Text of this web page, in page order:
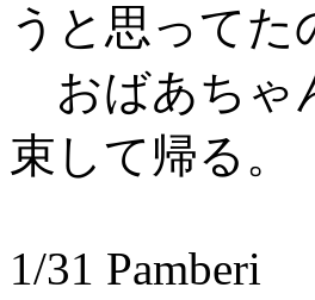
うと思ってた
おばあちゃ
束して帰る。
1/31 Pamberi